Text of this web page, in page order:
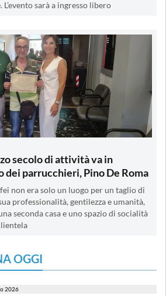
sarà a ingresso libero
secolo di attività va in
dei parrucchieri, Pino De Roma
non era solo un luogo per un taglio di
professionalità, gentilezza e umanità,
seconda casa e uno spazio di socialità
OGGI
2026